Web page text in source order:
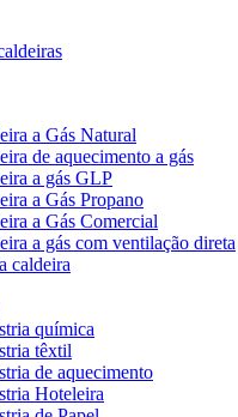
a Gás Natural
de aquecimento a gás
a gás GLP
a Gás Propano
a Gás Comercial
a gás com ventilação direta
caldeira
química
têxtil
de aquecimento
Hoteleira